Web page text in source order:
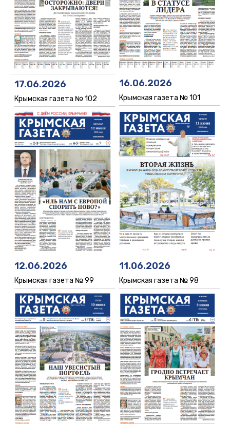
17.06.2026
Крымская газета № 102
16.06.2026
Крымская газета № 101
12.06.2026
Крымская газета № 99
11.06.2026
Крымская газета № 98